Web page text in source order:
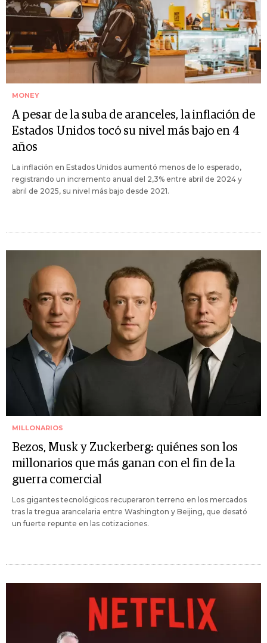
MONEY
A pesar de la suba de aranceles, la inflación de
Estados Unidos tocó su nivel más bajo en 4
años
La inflación en Estados Unidos aumentó menos de lo esperado,
registrando un incremento anual del 2,3% entre abril de 2024 y
abril de 2025, su nivel más bajo desde 2021.
MILLONARIOS
Bezos, Musk y Zuckerberg: quiénes son los
millonarios que más ganan con el fin de la
guerra comercial
Los gigantes tecnológicos recuperaron terreno en los mercados
tras la tregua arancelaria entre Washington y Beijing, que desató
un fuerte repunte en las cotizaciones.